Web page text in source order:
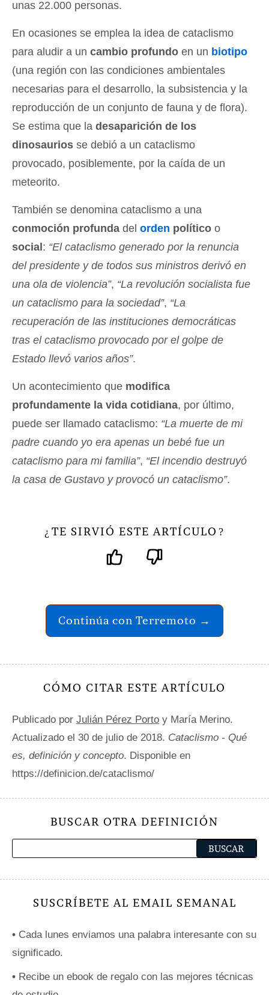
unas 22.000 personas.
En ocasiones se emplea la idea de cataclismo
para aludir a un cambio profundo en un biotipo
(una región con las condiciones ambientales
necesarias para el desarrollo, la subsistencia y la
reproducción de un conjunto de fauna y de flora).
Se estima que la desaparición de los
dinosaurios se debió a un cataclismo
provocado, posiblemente, por la caída de un
meteorito.
También se denomina cataclismo a una
conmoción profunda del orden político o
social : “El cataclismo generado por la renuncia
del presidente y de todos sus ministros derivó en
una ola de violencia”, “La revolución socialista fue
un cataclismo para la sociedad”, “La
recuperación de las instituciones democráticas
tras el cataclismo provocado por el golpe de
Estado llevó varios años”.
Un acontecimiento que modifica
profundamente la vida cotidiana, por último,
puede ser llamado cataclismo: “La muerte de mi
padre cuando yo era apenas un bebé fue un
cataclismo para mi familia”, “El incendio destruyó
la casa de Gustavo y provocó un cataclismo”.
¿ TE SIRVIÓ ESTE ARTÍCULO ?
Continúa con Terremoto →
CÓMO CITAR ESTE ARTÍCULO
Publicado por Julián Pérez Porto y María Merino.
Actualizado el 30 de julio de 2018. Cataclismo - Qué
es, definición y concepto. Disponible en
https://definicion.de/cataclismo/
BUSCAR OTRA DEFINICIÓN
SUSCRÍBETE AL EMAIL SEMANAL
• Cada lunes enviamos una palabra interesante con su
significado.
• Recibe un ebook de regalo con las mejores técnicas